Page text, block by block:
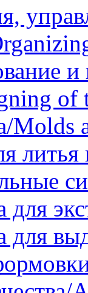
и
of
Molds
литья
для